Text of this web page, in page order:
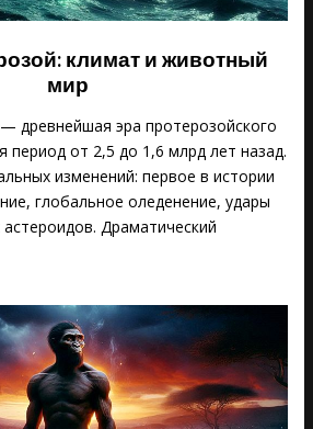
климат и животный
мир
древнейшая эра протерозойского
от 2,5 до 1,6 млрд лет назад.
изменений: первое в истории
глобальное оледенение, удары
астероидов. Драматический